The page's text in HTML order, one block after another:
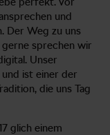
und
Der Weg zu uns
sprechen wir
Unser
ist einer der
die uns Tag
glich einem